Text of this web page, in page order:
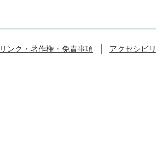
リンク・著作権・免責事項 アクセシビ